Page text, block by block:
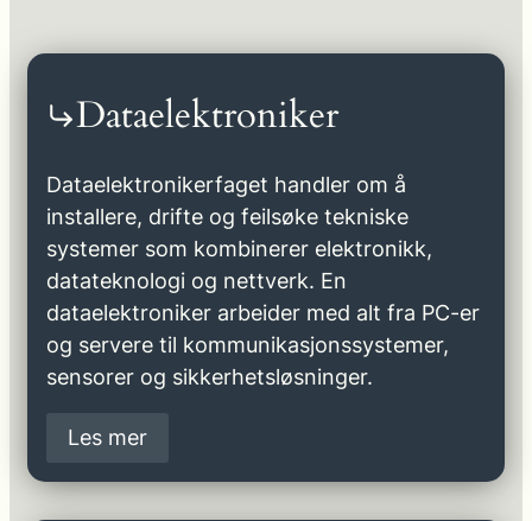
Dataelektroniker
Dataelektronikerfaget handler om å
installere, drifte og feilsøke tekniske
systemer som kombinerer elektronikk,
datateknologi og nettverk. En
dataelektroniker arbeider med alt fra PC-er
og servere til kommunikasjonssystemer,
sensorer og sikkerhetsløsninger.
Les mer